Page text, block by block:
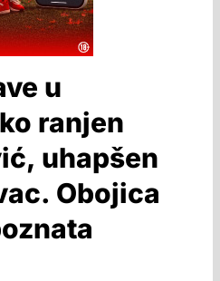
u
ranjen
uhapšen
Obojica